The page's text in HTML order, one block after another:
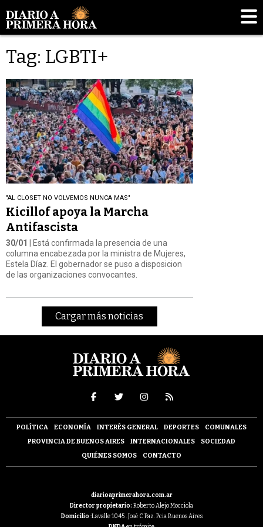
Tag: LGBTI+
"AL CLOSET NO VOLVEMOS NUNCA MAS"
Kicillof apoya la Marcha
Antifascista
30/01
| Está confirmada la presencia de una
columna encabezada por la ministra de Mujeres,
Estela Díaz. El gobernador se puso a disposicion
de las organizaciones convocantes.
Cargar más noticias
POLÍTICA ECONOMÍA INTERÉS GENERAL DEPORTES
COMUNALES
PROVINCIA DE BUENOS AIRES
INTERNACIONALES
SOCIEDAD
QUIÉNES SOMOS
CONTACTO
diarioaprimerahora.com.ar
Director propietario: Roberto Alejo Mocciola
Domicilio :Lavalle 1045 . José C Paz. Pcia Buenos Aires